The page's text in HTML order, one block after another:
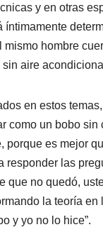
y en otras
hombre
aire
en estos
como un bobo
porque es mejor
responder las
que no quedó,
la teoría
y yo no lo hice”.